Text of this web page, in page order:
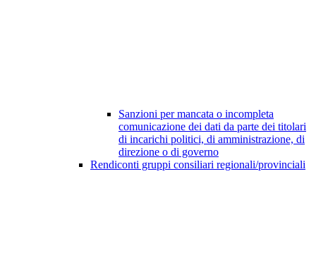
Sanzioni per mancata o incompleta
comunicazione dei dati da parte dei titolari
di incarichi politici, di amministrazione, di
direzione o di governo
Rendiconti gruppi consiliari regionali/provinciali